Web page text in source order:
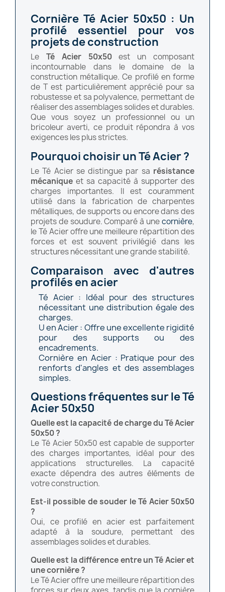
Cornière Té Acier 50x50 : Un
profilé essentiel pour vos
projets de construction
Le Té Acier 50x50est un composant
incontournable dans le domaine de la
construction métallique. Ce profilé en forme
de T est particulièrement apprécié pour sa
robustesse et sa polyvalence, permettant de
réaliser des assemblages solides et durables.
Que vous soyez un professionnel ou un
bricoleur averti, ce produit répondra à vos
exigences les plus strictes.
Pourquoi choisir un Té Acier ?
Le Té Acier se distingue par sa résistance
mécanique et sa capacité à supporter des
charges importantes. Il est couramment
utilisé dans la fabrication de charpentes
métalliques, de supports ou encore dans des
projets de soudure. Comparé à unecornière,
le Té Acier offre une meilleure répartition des
forces et est souvent privilégié dans les
structures nécessitant une grande stabilité.
Comparaison avec d'autres
profilés en acier
Té Acier: Idéal pour des structures
nécessitant une distribution égale des
charges.
U en Acier: Offre une excellente rigidité
pour des supports ou des
encadrements.
Cornière en Acier: Pratique pour des
renforts d'angles et des assemblages
simples.
Questions fréquentes sur le Té
Acier 50x50
Quelle est la capacité de charge du Té Acier
50x50 ?
Le Té Acier 50x50 est capable de supporter
des charges importantes, idéal pour des
applications structurelles. La capacité
exacte dépendra des autres éléments de
votre construction.
Est-il possible de souder le Té Acier 50x50
?
Oui, ce profilé en acier est parfaitement
adapté à la soudure, permettant des
assemblages solides et durables.
Quelle est la différence entre un Té Acier et
une cornière ?
Le Té Acier offre une meilleure répartition des